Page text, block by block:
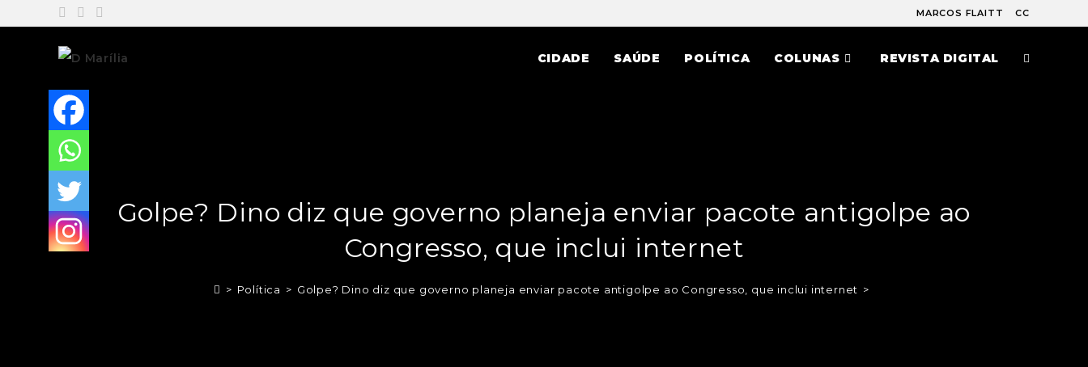
MARCOS FLAITT CC
CIDADE SAÚDE POLÍTICA COLUNAS REVISTA DIGITAL
Golpe? Dino diz que governo planeja enviar pacote antigolpe ao
Congresso, que inclui internet
> Política > Golpe? Dino diz que governo planeja enviar pacote antigolpe ao Congresso, que inclui internet >